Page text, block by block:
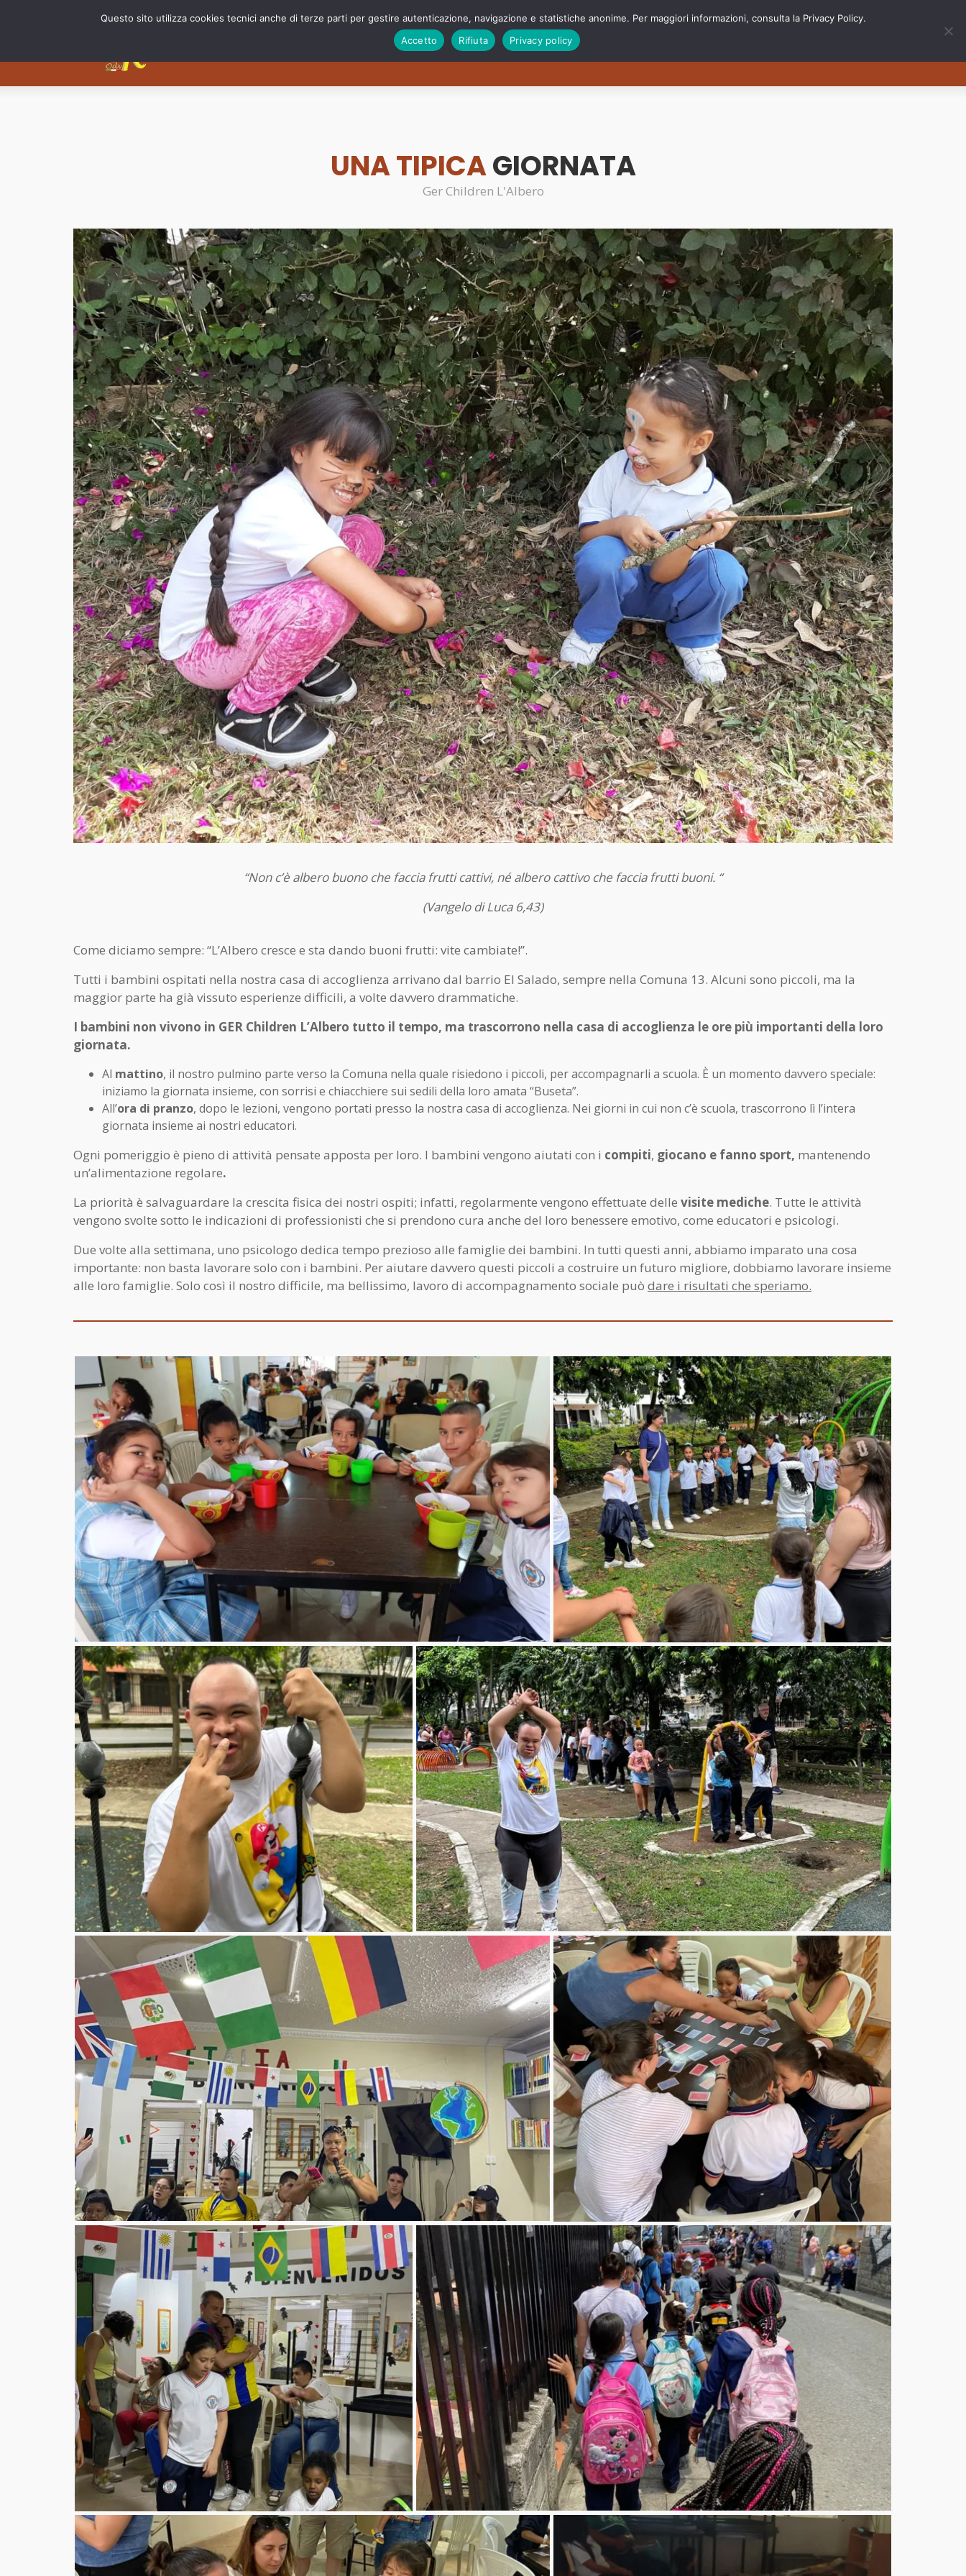
Cosa facciamo Sostienici Progetti speciali
UNA TIPICAGIORNATA
Ger Children L'Albero
“Non c’è albero buono che faccia frutti cattivi, né albero cattivo che faccia frutti buoni. “
(Vangelo di Luca 6,43)
Come diciamo sempre: “L’Albero cresce e sta dando buoni frutti: vite cambiate!”.
Tutti i bambini ospitati nella nostra casa di accoglienza arrivano dal barrio El Salado, sempre nella Comuna 13. Alcuni sono piccoli, ma la
maggior parte ha già vissuto esperienze difficili, a volte davvero drammatiche.
I bambini non vivono in GER Children L’Albero tutto il tempo, ma trascorrono nella casa di accoglienza le ore più importanti della loro
giornata.
Al mattino, il nostro pulmino parte verso la Comuna nella quale risiedono i piccoli, per accompagnarli a scuola. È un momento davvero speciale:
iniziamo la giornata insieme, con sorrisi e chiacchiere sui sedili della loro amata “Buseta”.
All’ora di pranzo, dopo le lezioni, vengono portati presso la nostra casa di accoglienza. Nei giorni in cui non c’è scuola, trascorrono lì l’intera
giornata insieme ai nostri educatori.
Ogni pomeriggio è pieno di attività pensate apposta per loro. I bambini vengono aiutati con i compiti, giocano e fanno sport, mantenendo
un’alimentazione regolare.
La priorità è salvaguardare la crescita fisica dei nostri ospiti; infatti, regolarmente vengono effettuate delle visite mediche. Tutte le attività
vengono svolte sotto le indicazioni di professionisti che si prendono cura anche del loro benessere emotivo, come educatori e psicologi.
Due volte alla settimana, uno psicologo dedica tempo prezioso alle famiglie dei bambini. In tutti questi anni, abbiamo imparato una cosa
importante: non basta lavorare solo con i bambini. Per aiutare davvero questi piccoli a costruire un futuro migliore, dobbiamo lavorare insieme
alle loro famiglie. Solo così il nostro difficile, ma bellissimo, lavoro di accompagnamento sociale può dare i risultati che speriamo.
Questo sito utilizza cookies tecnici anche di terze parti per gestire autenticazione, navigazione e statistiche anonime. Per maggiori informazioni, consulta la Privacy Policy.
Accetto
Rifiuta Privacy policy